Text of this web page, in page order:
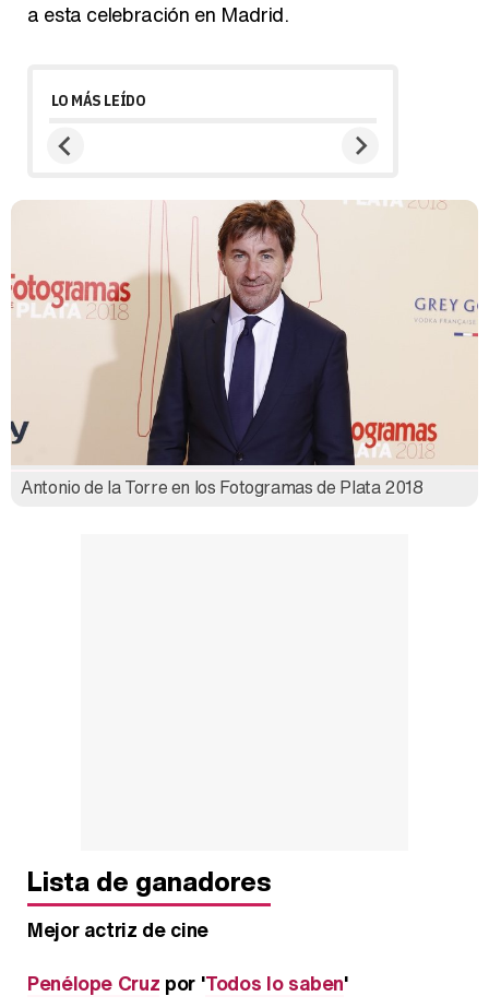
a esta celebración en Madrid.
LO MÁS LEÍDO
Antonio de la Torre en los Fotogramas de Plata 2018
Lista de ganadores
Mejor actriz de cine
Penélope Cruz por 'Todos lo saben'